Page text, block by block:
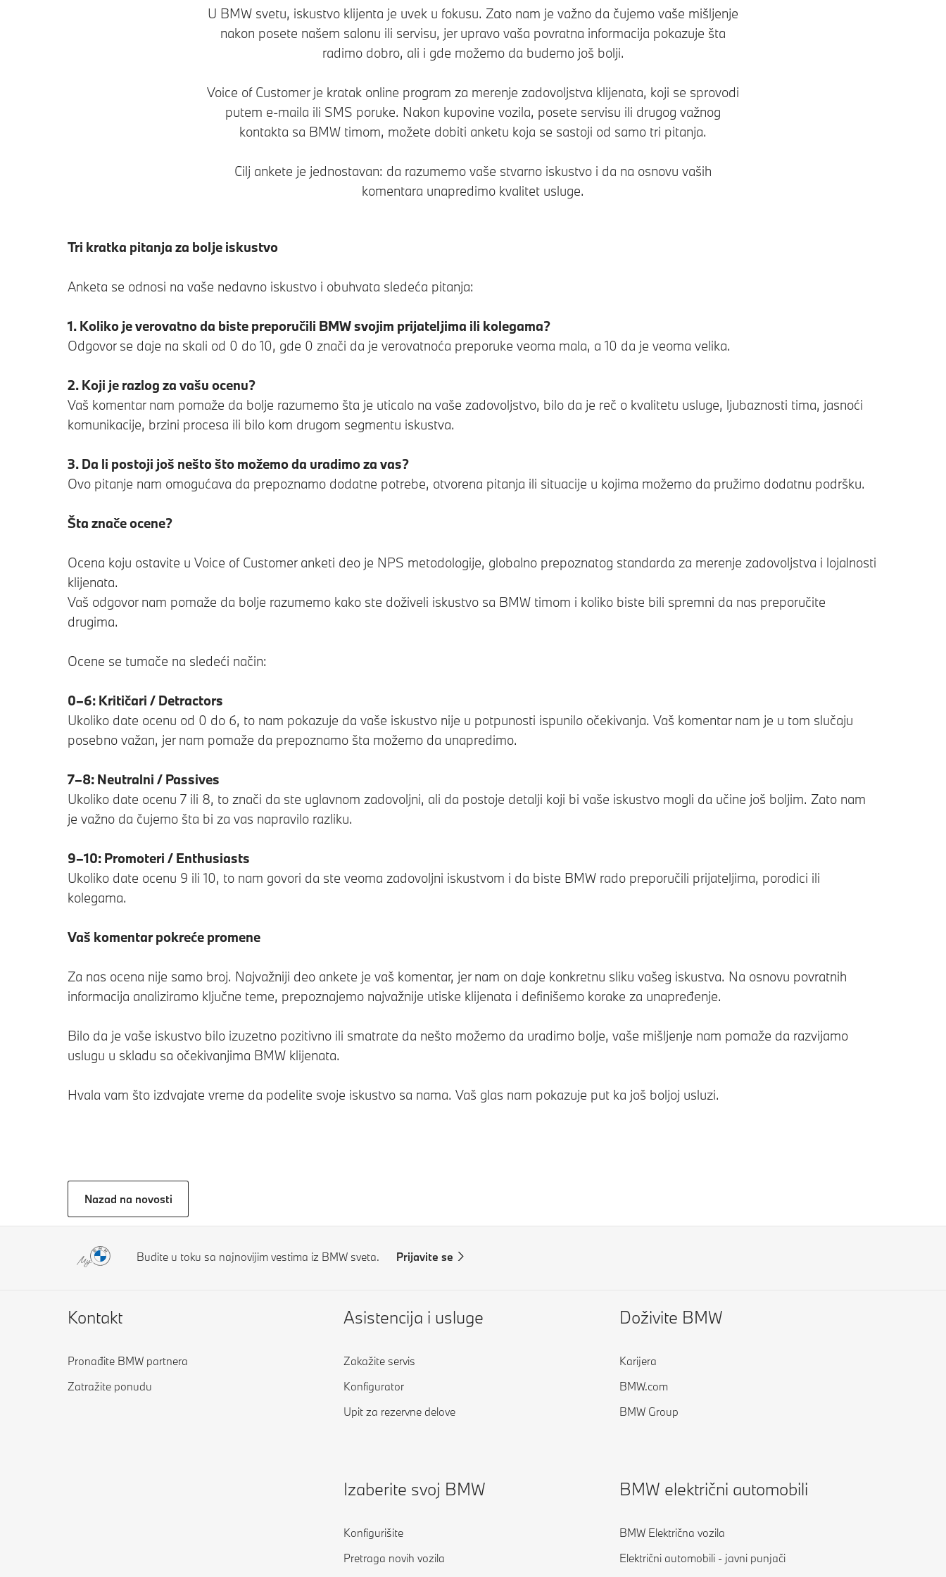
U BMW svetu, iskustvo klijenta je uvek u fokusu. Zato nam je važno da čujemo vaše mišljenje
nakon posete našem salonu ili servisu, jer upravo vaša povratna informacija pokazuje šta
radimo dobro, ali i gde možemo da budemo još bolji.
Voice of Customer je kratak online program za merenje zadovoljstva klijenata, koji se sprovodi
putem e-maila ili SMS poruke. Nakon kupovine vozila, posete servisu ili drugog važnog
kontakta sa BMW timom, možete dobiti anketu koja se sastoji od samo tri pitanja.
Cilj ankete je jednostavan: da razumemo vaše stvarno iskustvo i da na osnovu vaših
komentara unapredimo kvalitet usluge.
Tri kratka pitanja za bolje iskustvo
Anketa se odnosi na vaše nedavno iskustvo i obuhvata sledeća pitanja:
1. Koliko je verovatno da biste preporučili BMW svojim prijateljima ili kolegama?
Odgovor se daje na skali od 0 do 10, gde 0 znači da je verovatnoća preporuke veoma mala, a 10 da je veoma velika.
2. Koji je razlog za vašu ocenu?
Vaš komentar nam pomaže da bolje razumemo šta je uticalo na vaše zadovoljstvo, bilo da je reč o kvalitetu usluge, ljubaznosti tima, jasnoći
komunikacije, brzini procesa ili bilo kom drugom segmentu iskustva.
3. Da li postoji još nešto što možemo da uradimo za vas?
Ovo pitanje nam omogućava da prepoznamo dodatne potrebe, otvorena pitanja ili situacije u kojima možemo da pružimo dodatnu podršku.
Šta znače ocene?
Ocena koju ostavite u Voice of Customer anketi deo je NPS metodologije, globalno prepoznatog standarda za merenje zadovoljstva i lojalnosti
klijenata.
Vaš odgovor nam pomaže da bolje razumemo kako ste doživeli iskustvo sa BMW timom i koliko biste bili spremni da nas preporučite
drugima.
Ocene se tumače na sledeći način:
0–6: Kritičari / Detractors
Ukoliko date ocenu od 0 do 6, to nam pokazuje da vaše iskustvo nije u potpunosti ispunilo očekivanja. Vaš komentar nam je u tom slučaju
posebno važan, jer nam pomaže da prepoznamo šta možemo da unapredimo.
7–8: Neutralni / Passives
Ukoliko date ocenu 7 ili 8, to znači da ste uglavnom zadovoljni, ali da postoje detalji koji bi vaše iskustvo mogli da učine još boljim. Zato nam
je važno da čujemo šta bi za vas napravilo razliku.
9–10: Promoteri / Enthusiasts
Ukoliko date ocenu 9 ili 10, to nam govori da ste veoma zadovoljni iskustvom i da biste BMW rado preporučili prijateljima, porodici ili
kolegama.
Vaš komentar pokreće promene
Za nas ocena nije samo broj. Najvažniji deo ankete je vaš komentar, jer nam on daje konkretnu sliku vašeg iskustva. Na osnovu povratnih
informacija analiziramo ključne teme, prepoznajemo najvažnije utiske klijenata i definišemo korake za unapređenje.
Bilo da je vaše iskustvo bilo izuzetno pozitivno ili smatrate da nešto možemo da uradimo bolje, vaše mišljenje nam pomaže da razvijamo
uslugu u skladu sa očekivanjima BMW klijenata.
Hvala vam što izdvajate vreme da podelite svoje iskustvo sa nama. Vaš glas nam pokazuje put ka još boljoj usluzi.
Nazad na novosti
Budite u toku sa najnovijim vestima iz BMW sveta. Prijavite se
Kontakt
Pronađite BMW partnera
Zatražite ponudu
Asistencija i usluge
Zakažite servis
Konfigurator
Upit za rezervne delove
Izaberite svoj BMW
Konfigurišite
Pretraga novih vozila
Doživite BMW
Karijera
BMW.com
BMW Group
BMW električni automobili
BMW Električna vozila
Električni automobili - javni punjači